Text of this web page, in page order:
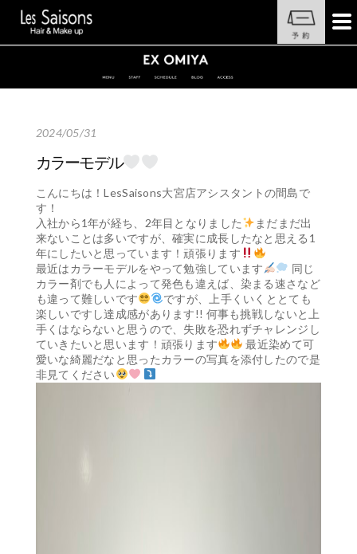
2024/05/31
カラーモデル
こんにちは！LesSaisons大宮店アシスタントの間島で
す！
入社から1年が経ち、2年目となりました
まだまだ出
来ないことは多いですが、確実に成長したなと思える1
年にしたいと思っています！頑張ります
最近はカラーモデルをやって勉強しています
同じ
カラー剤でも人によって発色も違えば、染まる速さなど
も違って難しいです
ですが、上手くいくととても
楽しいですし達成感があります!! 何事も挑戦しないと上
手くはならないと思うので、失敗を恐れずチャレンジし
ていきたいと思います！頑張ります
最近染めて可
愛いな綺麗だなと思ったカラーの写真を添付したので是
非見てください